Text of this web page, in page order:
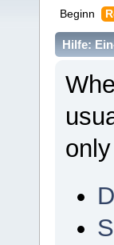
Beginn
Hilfe: